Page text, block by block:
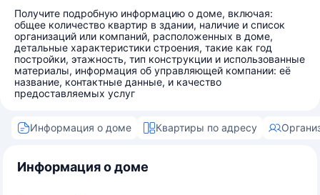
Получите подробную информацию о доме, включая:
общее количество квартир в здании, наличие и список
организаций или компаний, расположенных в доме,
детальные характеристики строения, такие как год
постройки, этажность, тип конструкции и использованные
материалы, информация об управляющей компании: её
название, контактные данные, и качество
предоставляемых услуг
Информация о доме Квартиры по адресу
Информация о доме